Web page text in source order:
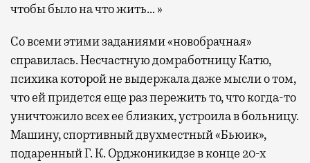
чтобы было на что жить… »
Со всеми этими заданиями «новобрачная»
справилась. Несчастную домработницу Катю,
психика которой не выдержала даже мысли о том,
что ей придется еще раз пережить то, что когда-то
уничтожило всех ее близких, устроила в больницу.
Машину, спортивный двухместный «Бьюик»,
подаренный Г. К. Орджоникидзе в конце 20-х